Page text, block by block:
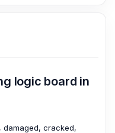
logic board in
damaged, cracked,